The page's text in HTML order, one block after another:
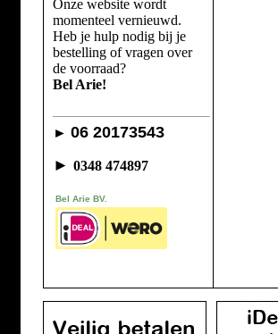
Onze website wordt
momenteel vernieuwd.
Heb je hulp nodig bij je
bestelling of vragen over
de voorraad?
Bel Arie!
► 06 20173543
► 0348 474897
Bel Arie BV.